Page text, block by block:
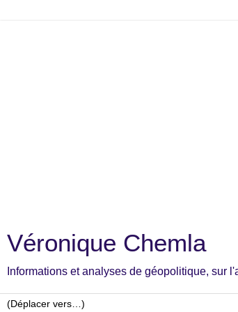
Véronique Chemla
Informations et analyses de géopolitique, sur